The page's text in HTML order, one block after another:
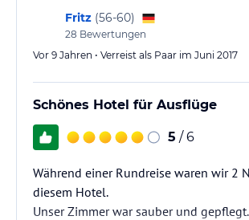
Fritz (56-60)
28 Bewertungen
Vor 9 Jahren • Verreist als Paar im Juni 2017
Schönes Hotel für Ausflüge
5 / 6
Während einer Rundreise waren wir 2
diesem Hotel.
Unser Zimmer war sauber und